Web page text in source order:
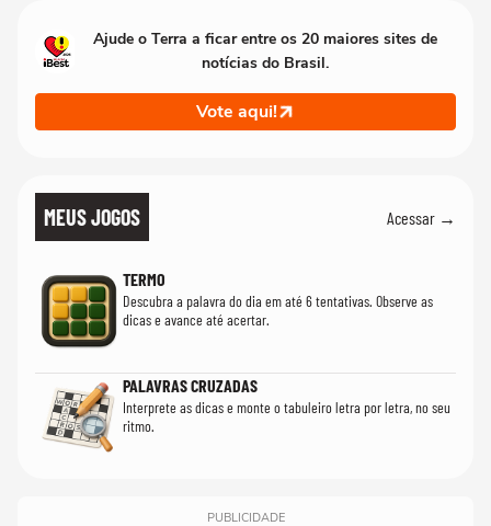
Ajude o Terra a ficar entre os 20 maiores sites de
notícias do Brasil.
Vote aqui!
MEUS JOGOS Acessar →
TERMO
Descubra a palavra do dia em até 6 tentativas. Observe as
dicas e avance até acertar.
PALAVRAS CRUZADAS
Interprete as dicas e monte o tabuleiro letra por letra, no seu
ritmo.
PUBLICIDADE